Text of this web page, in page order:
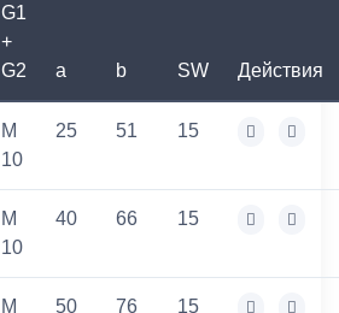
G1
+
G2
a b SW Действия
M
10
25 51 15
M
10
40 66 15
M 50 76 15